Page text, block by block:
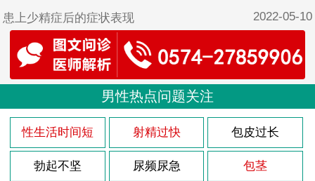
患上少精症后的症状表现 2022-05-10
导致少精症的原因有哪些呢
男人前列腺痛是什么原因引起的 2022-05-10
患上前列腺痛会有哪些不适症状
前列腺痛的症状表现有什么 2022-05-10
导致男性前列腺痛有哪些坏习惯 2022-05-10
导致男人患上前列腺痛的原因 2022-05-10
男性热点问题关注
性生活时间短 射精过快 包皮过长
勃起不坚 尿频尿急 包茎